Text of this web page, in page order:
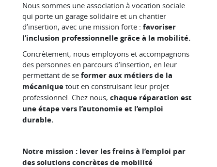
Nous sommes une association à vocation sociale
qui porte un garage solidaire et un chantier
d’insertion, avec une mission forte : favoriser
l’inclusion professionnelle grâce à la mobilité.
Concrètement, nous employons et accompagnons
des personnes en parcours d’insertion, en leur
permettant de se former aux métiers de la
mécanique tout en construisant leur projet
professionnel. Chez nous, chaque réparation est
une étape vers l’autonomie et l’emploi
durable.
Notre mission : lever les freins à l’emploi par
des solutions concrètes de mobilité